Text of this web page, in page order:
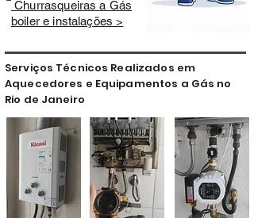
Churrasqueiras a Gás
boiler e instalações >
Serviços Técnicos Realizados em
Aquecedores e Equipamentos a Gás no
Rio de Janeiro